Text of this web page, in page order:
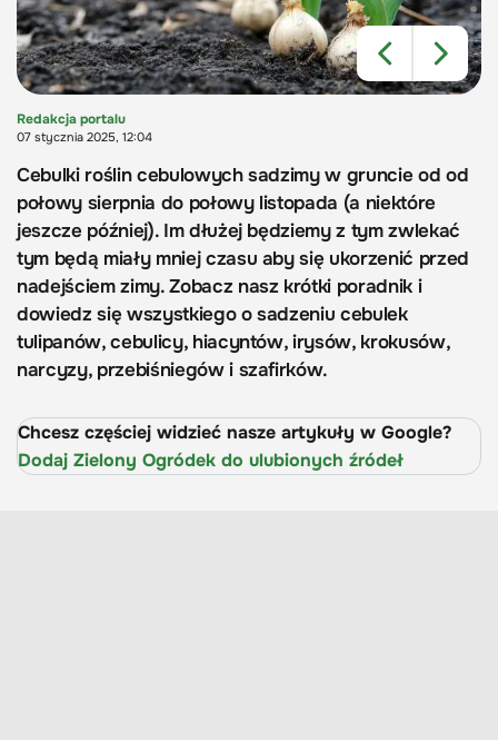
Redakcja portalu
07 stycznia 2025, 12:04
Cebulki roślin cebulowych sadzimy w gruncie od od
połowy sierpnia do połowy listopada (a niektóre
jeszcze później). Im dłużej będziemy z tym zwlekać
tym będą miały mniej czasu aby się ukorzenić przed
nadejściem zimy. Zobacz nasz krótki poradnik i
dowiedz się wszystkiego o sadzeniu cebulek
tulipanów, cebulicy, hiacyntów, irysów, krokusów,
narcyzy, przebiśniegów i szafirków.
Chcesz częściej widzieć nasze artykuły w Google?
Dodaj Zielony Ogródek do ulubionych źródeł